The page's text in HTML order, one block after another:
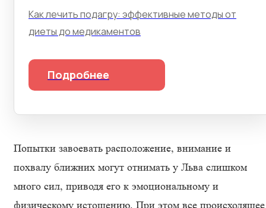
Как лечить подагру: эффективные методы от
диеты до медикаментов
Подробнее
Попытки завоевать расположение, внимание и
похвалу ближних могут отнимать у Льва слишком
много сил, приводя его к эмоциональному и
физическому истощению. При этом все происходящее